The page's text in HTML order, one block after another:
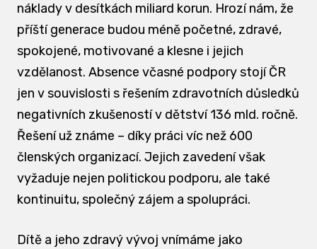
náklady v desítkách miliard korun. Hrozí nám, že
příští generace budou méně početné, zdravé,
spokojené, motivované a klesne i jejich
vzdělanost. Absence včasné podpory stojí ČR
jen v souvislosti s řešením zdravotních důsledků
negativních zkušeností v dětství 136 mld. ročně.
Řešení už známe – díky práci víc než 600
členských organizací. Jejich zavedení však
vyžaduje nejen politickou podporu, ale také
kontinuitu, společný zájem a spolupráci.
Dítě a jeho zdravý vývoj vnímáme jako